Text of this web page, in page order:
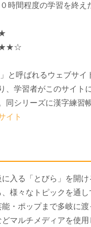
時間程度の学習を終え
★★☆
と呼ばれるウェブサ
、学習者がこのサイト
同シリーズに漢字練習
イト
入る「とびら」を開
様々なトピックを通
・ポップまで多岐に
マルチメディアを使